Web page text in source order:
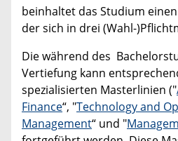
beinhaltet das Studium
der sich in drei (Wahl-
Die während des
Vertiefung kann
spezialisierten Masterlinien ("
Finance“, "Technology and
Management“ und "